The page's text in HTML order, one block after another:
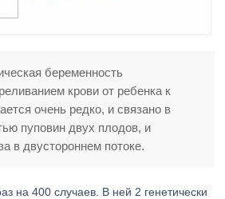
беременность
крови от ребенка к
очень редко, и связано в
пуповин двух плодов, и
в двустороннем потоке.
на 400 случаев. В ней 2 генетически